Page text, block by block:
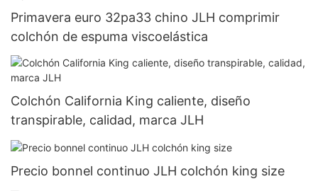
Primavera euro 32pa33 chino JLH comprimir
colchón de espuma viscoelástica
Colchón California King caliente, diseño
transpirable, calidad, marca JLH
Precio bonnel continuo JLH colchón king size